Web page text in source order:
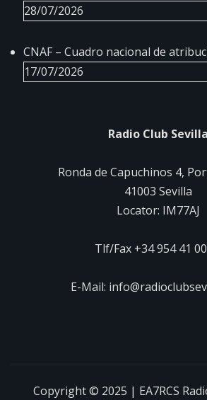
28/07/2026
CNAF – Cuadro nacional de
17/07/2026
Radio Club Sevilla
Ronda de Capuchinos 4,
41003 Sevilla
Locator: IM77AJ
Tlf/Fax +34 954 41
E-Mail:
Copyright © 2025 | EA7RCS